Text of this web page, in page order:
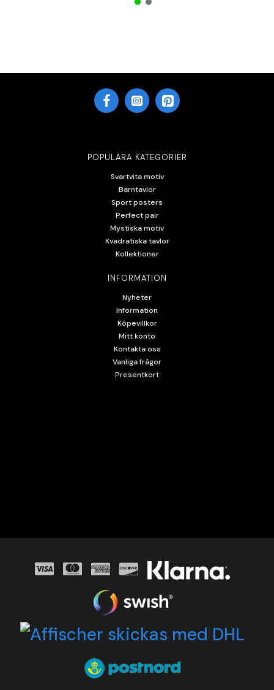
POPULÄRA KATEGORIER
Svartvita motiv
Barntavlor
Sport posters
Perfect pair
Mystiska motiv
Kvadratiska tavlor
Kollektioner
INFORMATION
Nyheter
Information
Köpevillkor
Mitt konto
Kontakta oss
Vanliga frågor
Presentkort